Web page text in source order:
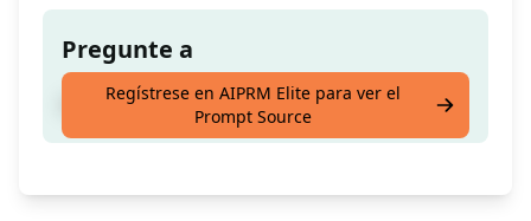
Pregunte a
Crea artículos de alta calidad y específicos
Regístrese en AIPRM Elite para ver el
Prompt Source